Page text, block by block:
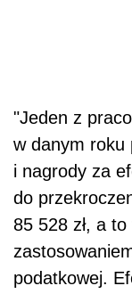
"Jeden z
w danym roku
i nagrody za
do
85 528 zł, a
podatkowej.